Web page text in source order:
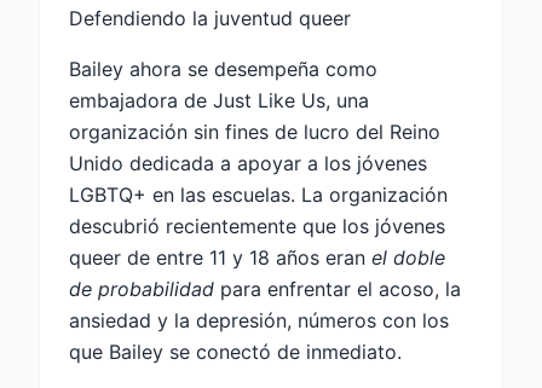
Defendiendo la juventud queer
Bailey ahora se desempeña como
embajadora de Just Like Us, una
organización sin fines de lucro del Reino
Unido dedicada a apoyar a los jóvenes
LGBTQ+ en las escuelas. La organización
descubrió recientemente que los jóvenes
queer de entre 11 y 18 años eran el doble
de probabilidad para enfrentar el acoso, la
ansiedad y la depresión, números con los
que Bailey se conectó de inmediato.